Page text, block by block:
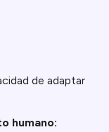
de adaptar
humano: